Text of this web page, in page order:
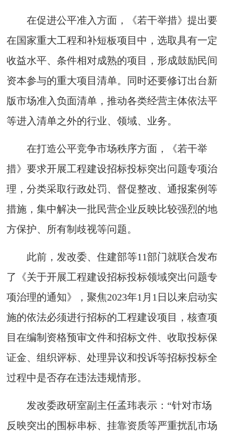
在促进公平准入方面，《若干举措》提出要
在国家重大工程和补短板项目中，选取具有一定
收益水平、条件相对成熟的项目，形成鼓励民间
资本参与的重大项目清单。同时还要修订出台新
版市场准入负面清单，推动各类经营主体依法平
等进入清单之外的行业、领域、业务。
在打造公平竞争市场秩序方面，《若干举
措》要求开展工程建设招标投标突出问题专项治
理，分类采取行政处罚、督促整改、通报案例等
措施，集中解决一批民营企业反映比较强烈的地
方保护、所有制歧视等问题。
此前，发改委、住建部等11部门就联合发布
了《关于开展工程建设招标投标领域突出问题专
项治理的通知》，聚焦2023年1月1日以来启动实
施的依法必须进行招标的工程建设项目，核查项
目在编制资格预审文件和招标文件、收取投标保
证金、组织评标、处理异议和投诉等招标投标全
过程中是否存在违法违规情形。
发改委政研室副主任孟玮表示：“针对市场
反映突出的围标串标、挂靠资质等严重扰乱市场